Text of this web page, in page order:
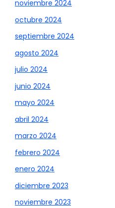
noviembre 2024
octubre 2024
septiembre 2024
agosto 2024
julio 2024
junio 2024
mayo 2024
abril 2024
marzo 2024
febrero 2024
enero 2024
diciembre 2023
noviembre 2023